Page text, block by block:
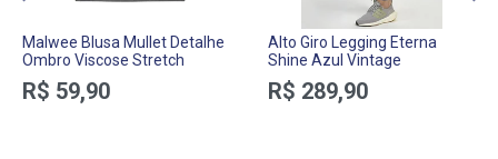
Malwee Blusa Mullet Detalhe
Ombro Viscose Stretch
R$ 59,90
Alto Giro Legging Eterna
Shine Azul Vintage
R$ 289,90